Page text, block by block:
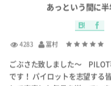
あっという間に
4283 冨村
ごぶさた致しました〜 PILOT
です！ パイロットを志望する